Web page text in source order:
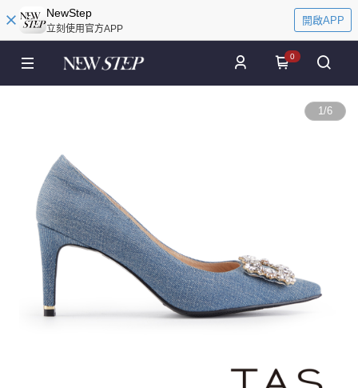
NewStep
立刻使用官方APP
開啟APP
0
1/6